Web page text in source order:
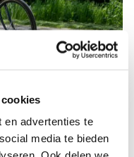
en advertenties te
media te bieden
TOP
de frisse buitenlucht.